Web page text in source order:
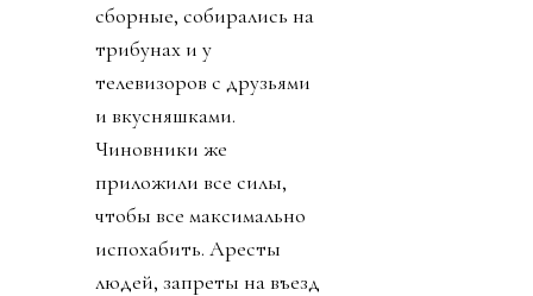
сборные, собирались на
трибунах и у
телевизоров с друзьями
и вкусняшками.
Чиновники же
приложили все силы,
чтобы все максимально
испохабить. Аресты
людей, запреты на въезд